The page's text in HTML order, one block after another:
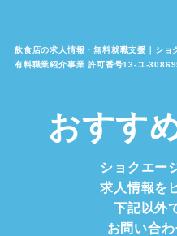
飲食店の求人情報・無料就職支援｜ショ
有料職業紹介事業 許可番号13‐ユ
おすす
ショクエー
求人情報を
下記以外
お問い合わ